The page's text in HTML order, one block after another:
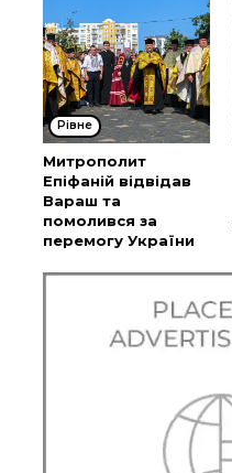
Рівне
Митрополит
Епіфаній відвідав
Вараш та
помолився за
перемогу України